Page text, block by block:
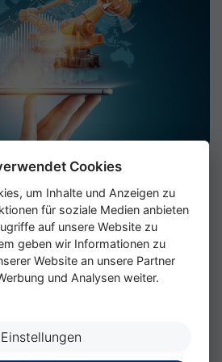
Planung:Wir führen eine
Ihrer
durch, um Ihre
zu verstehen
Messplan zu entwickeln.
zu Ihrem Standort und
der Roboterbasis
Cookies
um Inhalte und Anzeigen zu
für soziale Medien anbieten
auf unsere Website zu
geben wir Informationen zu
Website an unsere Partner
und Analysen weiter.
Einstellungen